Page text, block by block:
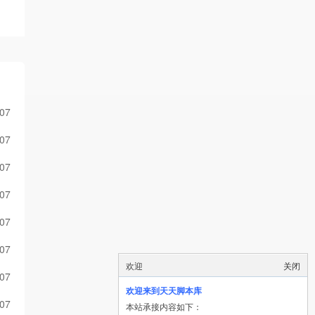
关闭
欢迎
欢迎来到天天脚本库
本站承接内容如下：